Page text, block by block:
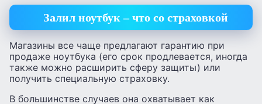
Залил ноутбук – что со страховкой
Магазины все чаще предлагают гарантию при
продаже ноутбука (его срок продлевается, иногда
также можно расширить сферу защиты) или
получить специальную страховку.
В большинстве случаев она охватывает как